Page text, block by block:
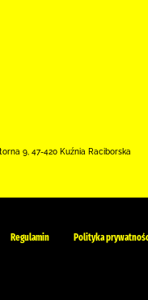
9 47-420 Kuźnia Raciborska
Regulamin Polityka